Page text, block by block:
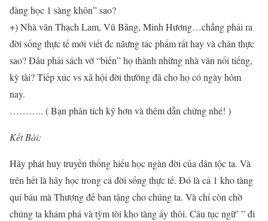
đàng học 1 sàng khôn” sao?
+) Nhà văn Thạch Lam, Vũ Bằng, Minh Hương…chẳng phải ra
đời sống thực tế mới viết đc nãưng tác phẩm rất hay và chân thực
sao? Đâu phải sách vở “biến” họ thành những nhà văn nổi tiếng,
kỳ tài? Tiếp xúc vs xã hội đời thường đã cho họ có ngày hôm
nay.
……….. ( Bạn phân tích kỹ hơn và thêm dẫn chứng nhé! )
Kết Bài:
Hãy phát huy truyền thống hiếu học ngàn đời của dân tộc ta. Và
trên hết là hãy học trong cả đời sống thực tế. Đó là cả 1 kho tàng
quí báu mà Thượng đế ban tặng cho chúng ta. Và chỉ còn chờ
chúng ta khám phá và tỳm tòi kho tàng ấy thôi. Câu tục ngữ’ ” đi